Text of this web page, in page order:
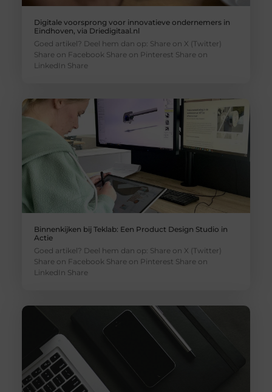
Digitale voorsprong voor innovatieve ondernemers in
Eindhoven, via Driedigitaal.nl
Goed artikel? Deel hem dan op: Share on X (Twitter)
Share on Facebook Share on Pinterest Share on
LinkedIn Share
Binnenkijken bij Teklab: Een Product Design Studio in
Actie
Goed artikel? Deel hem dan op: Share on X (Twitter)
Share on Facebook Share on Pinterest Share on
LinkedIn Share